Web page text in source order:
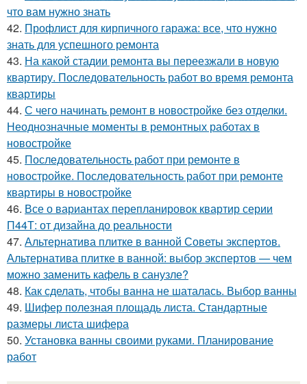
что вам нужно знать
42. Профлист для кирпичного гаража: все, что нужно
знать для успешного ремонта
43. На какой стадии ремонта вы переезжали в новую
квартиру. Последовательность работ во время ремонта
квартиры
44. С чего начинать ремонт в новостройке без отделки.
Неоднозначные моменты в ремонтных работах в
новостройке
45. Последовательность работ при ремонте в
новостройке. Последовательность работ при ремонте
квартиры в новостройке
46. Все о вариантах перепланировок квартир серии
П44Т: от дизайна до реальности
47. Альтернатива плитке в ванной Советы экспертов.
Альтернатива плитке в ванной: выбор экспертов — чем
можно заменить кафель в санузле?
48. Как сделать, чтобы ванна не шаталась. Выбор ванны
49. Шифер полезная площадь листа. Стандартные
размеры листа шифера
50. Установка ванны своими руками. Планирование
работ